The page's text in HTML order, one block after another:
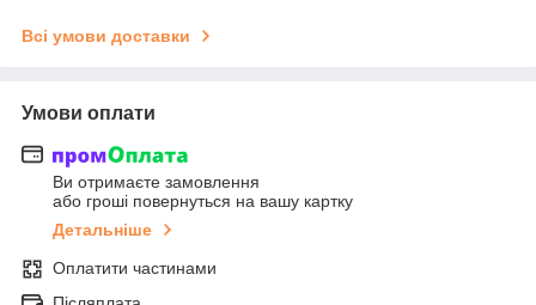
Всі умови доставки
Умови оплати
Ви отримаєте замовлення
або гроші повернуться на вашу картку
Детальніше
Оплатити частинами